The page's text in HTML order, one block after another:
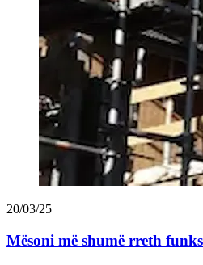
20/03/25
Mësoni më shumë rreth